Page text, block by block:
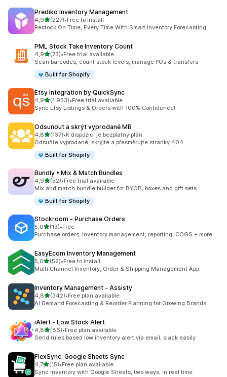
Prediko Inventory Management
4,9z 5 hvězd
(227)
Celkový počet recenzí: 227
•Free to install
Restock On Time, Every Time With Smart Inventory Forecasting.
PML Stock Take Inventory Count
4,9z 5 hvězd
(73)
Celkový počet recenzí: 73
•Free trial available
Scan barcodes, count stock levels, manage POs & transfers
Built for Shopify
Etsy Integration by QuickSync
4,9z 5 hvězd
(1 933)
Celkový počet recenzí: 1933
•Free trial available
Sync Etsy Listings & Orders with 100% Confidence!
Odsunout a skrýt vyprodané MB
4,8z 5 hvězd
(137)
Celkový počet recenzí: 137
•K dispozici je bezplatný plán
Odsuňte vyprodané, skryjte a přesměrujte stránky 404
Built for Shopify
Bundly • Mix & Match Bundles
4,9z 5 hvězd
(52)
Celkový počet recenzí: 52
•Free trial available
Mix and match bundle builder for BYOB, boxes and gift sets
Built for Shopify
Stockroom ‑ Purchase Orders
5,0z 5 hvězd
(13)
Celkový počet recenzí: 13
•Free
Purchase orders, inventory management, reporting, COGS + more
EasyEcom Inventory Management
5,0z 5 hvězd
(52)
Celkový počet recenzí: 52
•Free to install
Multi Channel Inventory, Order & Shipping Management App
Inventory Management ‑ Assisty
4,8z 5 hvězd
(342)
Celkový počet recenzí: 342
•Free plan available
AI Demand Forecasting & Reorder Planning for Growing Brands
iAlert ‑ Low Stock Alert
4,8z 5 hvězd
(86)
Celkový počet recenzí: 86
•Free plan available
Send rules based low inventory alert via email, slack easily
FlexSync: Google Sheets Sync
4,7z 5 hvězd
(15)
Celkový počet recenzí: 15
•Free plan available
Sync inventory with Google Sheets, two ways, in real time